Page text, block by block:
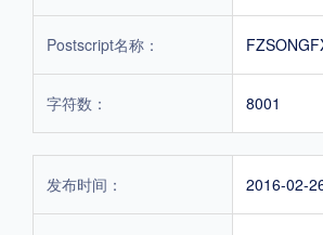
Postscript名称：
字符数： 8001
发布时间： 2016-02-